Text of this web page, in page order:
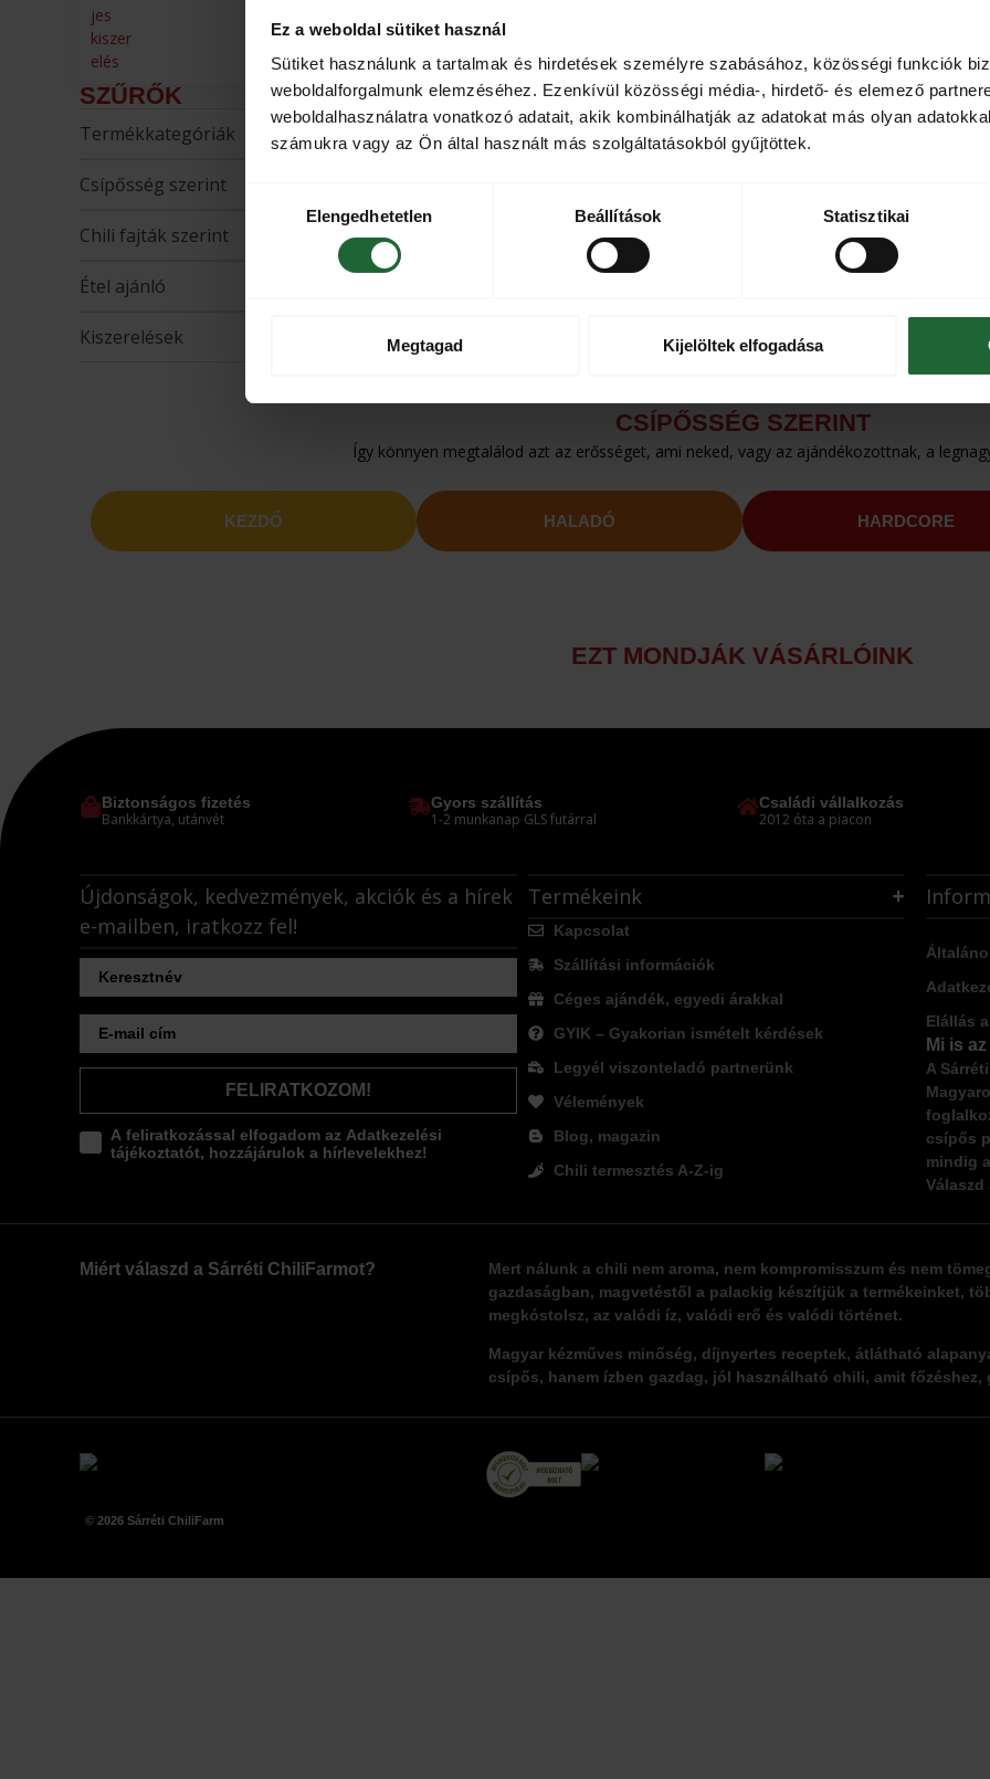
Ez a weboldal sütiket használ
Sütiket használunk a tartalmak és hirdetések személyre szabásához, közösségi funkciók
weboldalforgalmunk elemzéséhez. Ezenkívül közösségi média-, hirdető- és elemező
weboldalhasználatra vonatkozó adatait, akik kombinálhatják az adatokat más olyan
számukra vagy az Ön által használt más szolgáltatásokból gyűjtöttek.
kiválasztásaElengedhetetlen Beállítások Statisztikai
Megtagad Kijelöltek elfogadása
SZŰRŐK
Termékkategóriák
Csípősség szerint
Chili fajták szerint
Étel ajánló
Kiszerelések
CSÍPŐSSÉG SZERINT
Így könnyen megtalálod azt az erősséget, ami neked, vagy az ajándékozottnak, a
KEZDŐ HALADÓ HARDCORE
EZT MONDJÁK VÁSÁRLÓINK
Biztonságos fizetés
Bankkártya, utánvét
Gyors szállítás
1-2 munkanap GLS futárral
Családi vállalkozás
2012 óta a piacon
Újdonságok, kedvezmények, akciók és a hírek
e-mailben, iratkozz fel!
FELIRATKOZOM!
A feliratkozással elfogadom az Adatkezelési
tájékoztatót, hozzájárulok a hírlevelekhez!
Termékeink
Kapcsolat
Szállítási információk
Céges ajándék, egyedi árakkal
GYIK – Gyakorian ismételt kérdések
Legyél viszonteladó partnerünk
Vélemények
Blog, magazin
Chili termesztés A-Z-ig
Elállás
Mi is
A
csípős
mindig
Válaszd
Miért válaszd a Sárréti ChiliFarmot? Mert nálunk a chili nem aroma, nem kompromisszum és nem
gazdaságban, magvetéstől a palackig készítjük a termékeinket,
megkóstolsz, az valódi íz, valódi erő és valódi történet.
Magyar kézműves minőség, díjnyertes receptek, átlátható
csípős, hanem ízben gazdag, jól használható chili, amit főzéshez,
© 2026 Sárréti ChiliFarm